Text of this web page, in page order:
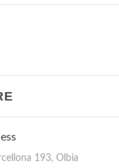
193, Olbia